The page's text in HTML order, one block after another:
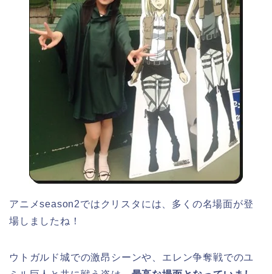
アニメseason2ではクリスタには、多くの名場面が登
場しましたね！
ウトガルド城での激昂シーンや、エレン争奪戦でのユ